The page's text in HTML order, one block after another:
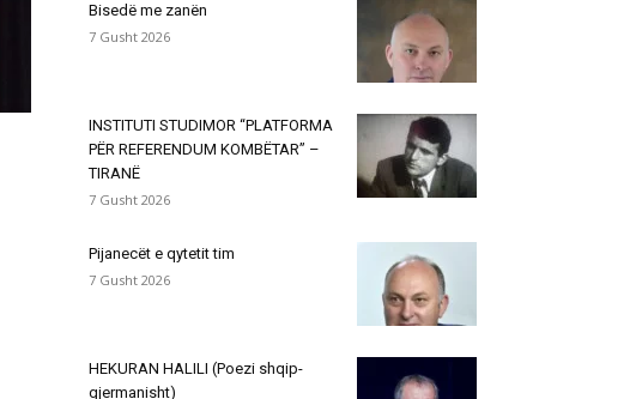
Bisedë me zanën
7 Gusht 2026
INSTITUTI STUDIMOR “PLATFORMA
PËR REFERENDUM KOMBËTAR” –
TIRANË
7 Gusht 2026
Pijanecët e qytetit tim
7 Gusht 2026
HEKURAN HALILI (Poezi shqip-
gjermanisht)